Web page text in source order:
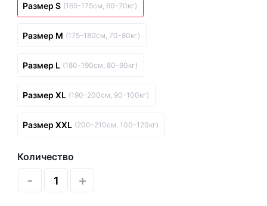
Размер S (165-175см, 60-70кг)
Размер M (175-180см, 70-80кг)
Размер L (180-190см, 80-90кг)
Размер XL (190-200см, 90-100кг)
Размер XXL (200-210см, 100-120кг)
Количество
- +